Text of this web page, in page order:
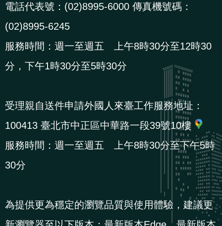
電話代表號：(02)8995-6000 傳真機號碼：
(02)8995-6245
服務時間：週一至週五 上午8時30分至12時30
分，下午1時30分至5時30分
受理親自送件申請外國人來臺工作服務地址：
100413 臺北市中正區中華路一段39號10樓
服務時間：週一至週五 上午8時30分至下午5時
30分
為提供更為穩定的瀏覽品質與使用體驗，建議更